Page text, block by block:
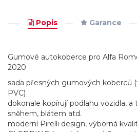
Popis Garance
Gumové autokoberce pro Alfa
2020
sada přesných gumových koberců
PVC)
dokonale kopírují podlahu vozidla,
sněhem, blátem atd.
moderní Pirelli design, výborná